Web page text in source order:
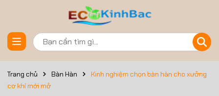
Trang chủ Bàn Hàn
Kinh nghiệm chọn bàn hàn cho xưởng
cơ khí mới mở